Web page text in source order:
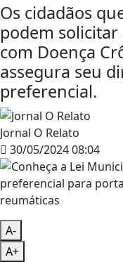
Os cidadãos
podem solicitar
com Doença
assegura seu
preferencial.
Jornal O Relato
30/05/2024 08:04
A-
A+